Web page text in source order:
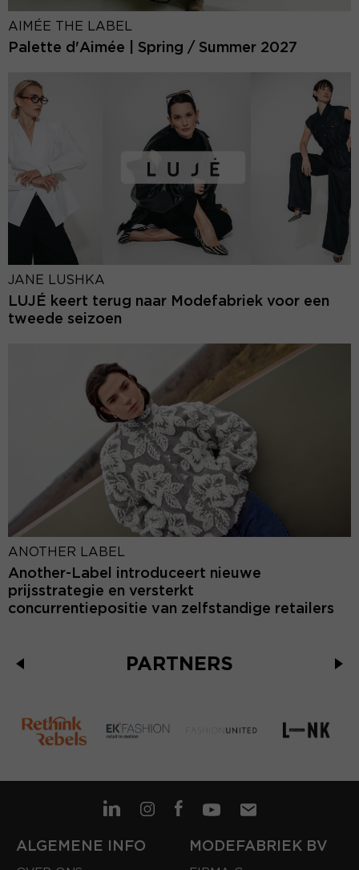
AIMÉE THE LABEL
Palette d'Aimée | Spring / Summer 2027
JANE LUSHKA
LUJÉ keert terug naar Modefabriek voor een
tweede seizoen
ANOTHER LABEL
Another-Label introduceert nieuwe
prijsstrategie en versterkt
concurrentiepositie van zelfstandige retailers
PARTNERS
ALGEMENE INFO MODEFABRIEK BV